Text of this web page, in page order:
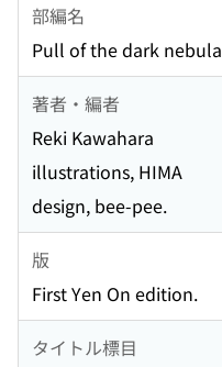
部編名
Pull of the dark nebula
著者・編者
Reki Kawahara
illustrations, HIMA
design, bee-pee.
版
First Yen On edition.
タイトル標目